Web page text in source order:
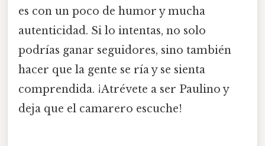
es con un poco de humor y mucha
autenticidad. Si lo intentas, no solo
podrías ganar seguidores, sino también
hacer que la gente se ría y se sienta
comprendida. ¡Atrévete a ser Paulino y
deja que el camarero escuche!